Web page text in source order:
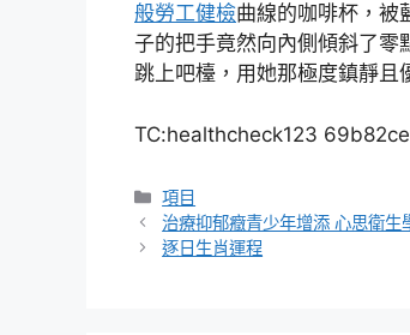
般勞工健檢曲線的咖啡杯，被
子的把手竟然向內側傾斜了零
跳上吧檯，用她那極度鎮靜且
TC:healthcheck123
分
類
項目
治療抑郁癥青少年增添 心思衛
逐日生肖運程